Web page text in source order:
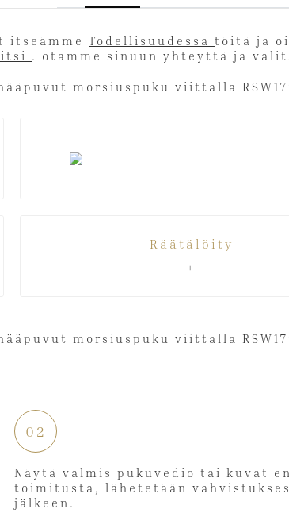
itseämme Todellisuudessa töitä ja
. otamme sinuun yhteyttä ja
Räätälöity
02
Näytä valmis pukuvedio tai kuvat
toimitusta, lähetetään
jälkeen.